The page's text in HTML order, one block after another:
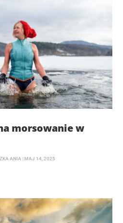
morsowanie w
ANIA | MAJ 14, 2025